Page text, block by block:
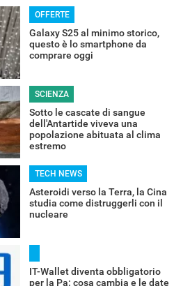
OFFERTE
Galaxy S25 al minimo storico,
questo è lo smartphone da
comprare oggi
SCIENZA
Sotto le cascate di sangue
dell'Antartide viveva una
popolazione abituata al clima
estremo
TECH NEWS
Asteroidi verso la Terra, la Cina
studia come distruggerli con il
nucleare
IT-Wallet diventa obbligatorio
per la Pa: cosa cambia e le date